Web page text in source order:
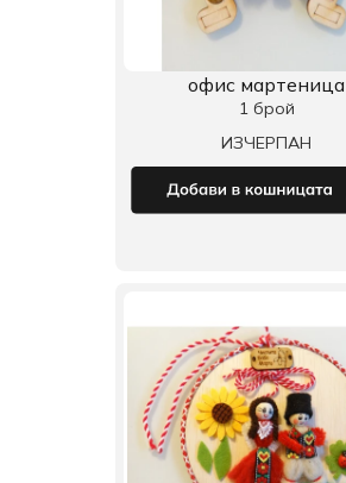
офис мартеница
1 брой
ИЗЧЕРПАН